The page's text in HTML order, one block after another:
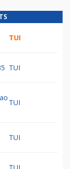
TUI
TUI
TUI
TUI